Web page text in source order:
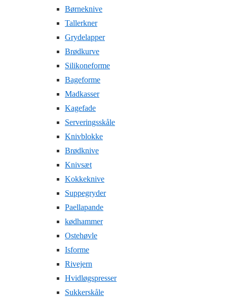
Børneknive
Tallerkner
Grydelapper
Brødkurve
Silikoneforme
Bageforme
Madkasser
Kagefade
Serveringsskåle
Knivblokke
Brødknive
Knivsæt
Kokkeknive
Suppegryder
Paellapande
kødhammer
Ostehøvle
Isforme
Rivejern
Hvidløgspresser
Sukkerskåle